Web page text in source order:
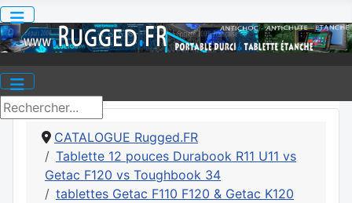
CATALOGUE Rugged.FR
Tablette 12 pouces Durabook R11 U11 vs
Getac F120 vs Toughbook 34
tablettes Getac F110 F120 & Getac K120